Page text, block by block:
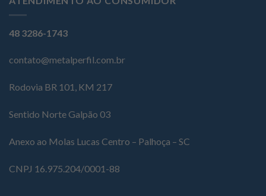
48 3286-1743
contato@metalperfil.com.br
Rodovia BR 101, KM 217
Sentido Norte Galpão 03
Anexo ao Molas Lucas Centro – Palhoça – SC
CNPJ 16.975.204/0001-88